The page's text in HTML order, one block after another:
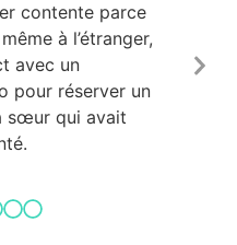
contente parce
à l’étranger,
avec un
pour réserver un
sœur qui avait